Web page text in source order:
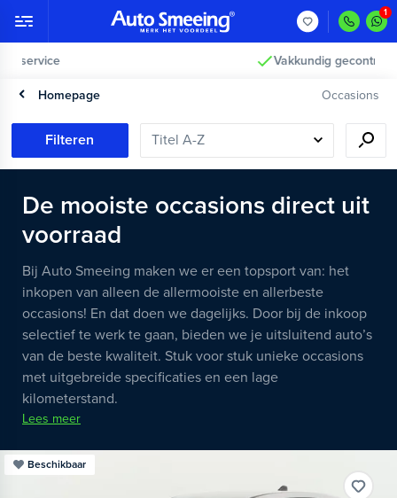
Vakkundig gecontroleerd >
Homepage Occasions
Filteren
De mooiste occasions direct uit
voorraad
Bij Auto Smeeing maken we er een topsport van: het
inkopen van alleen de allermooiste en allerbeste
occasions! En dat doen we dagelijks. Door bij de inkoop
selectief te werk te gaan, bieden we je uitsluitend auto’s
van de beste kwaliteit. Stuk voor stuk unieke occasions
met uitgebreide specificaties en een lage
kilometerstand.
Lees meer
Beschikbaar